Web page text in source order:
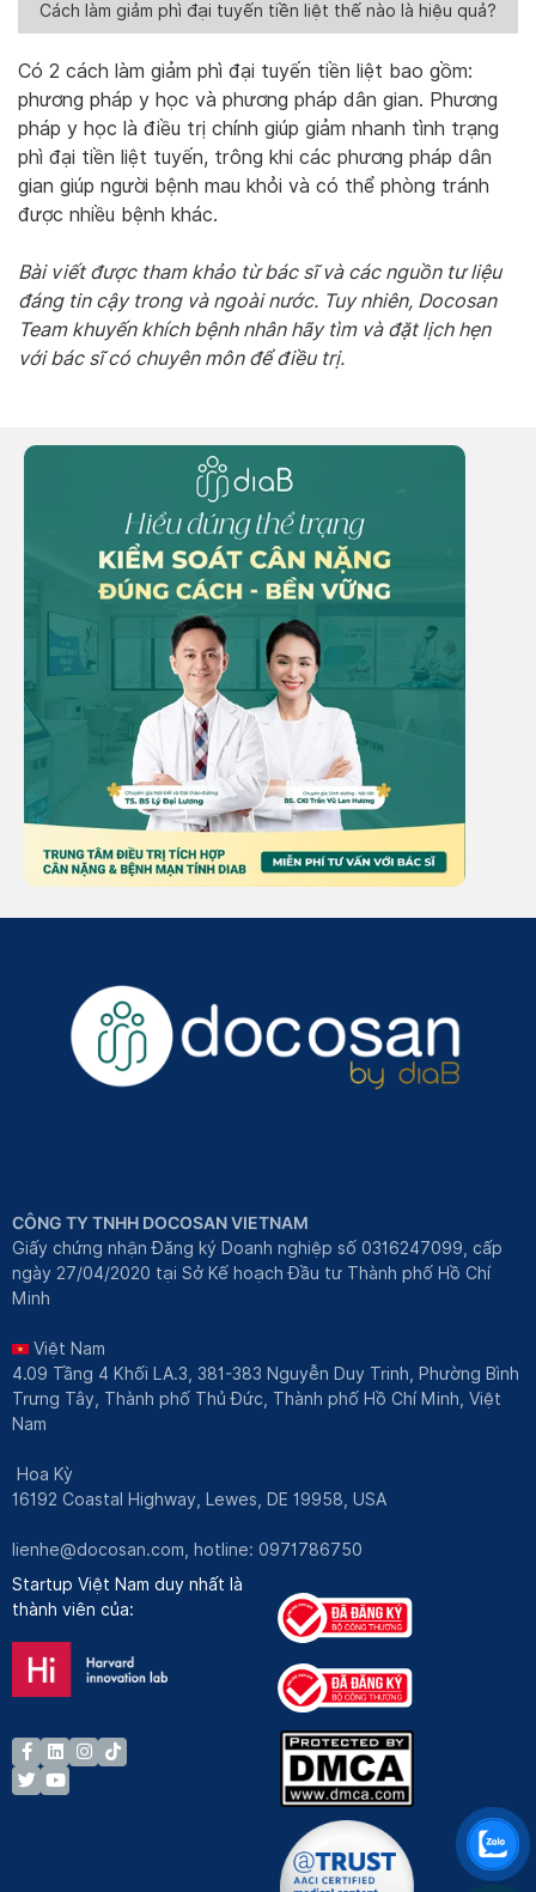
Cách làm giảm phì đại tuyến tiền liệt thế nào là hiệu quả?
Có 2 cách làm giảm phì đại tuyến tiền liệt bao gồm:
phương pháp y học và phương pháp dân gian. Phương
pháp y học là điều trị chính giúp giảm nhanh tình trạng
phì đại tiền liệt tuyến, trông khi các phương pháp dân
gian giúp người bệnh mau khỏi và có thể phòng tránh
được nhiều bệnh khác.
Bài viết được tham khảo từ bác sĩ và các nguồn tư liệu
đáng tin cậy trong và ngoài nước. Tuy nhiên, Docosan
Team khuyến khích bệnh nhân hãy tìm và đặt lịch hẹn
với bác sĩ có chuyên môn để điều trị.
CÔNG TY TNHH DOCOSAN VIETNAM
Giấy chứng nhận Đăng ký Doanh nghiệp số 0316247099, cấp
ngày 27/04/2020 tại Sở Kế hoạch Đầu tư Thành phố Hồ Chí
Minh
Việt Nam
4.09 Tầng 4 Khối LA.3, 381-383 Nguyễn Duy Trinh, Phường Bình
Trưng Tây, Thành phố Thủ Đức, Thành phố Hồ Chí Minh, Việt
Nam
Hoa Kỳ
16192 Coastal Highway, Lewes, DE 19958, USA
lienhe@docosan.com, hotline: 0971786750
Startup Việt Nam duy nhất là
thành viên của: